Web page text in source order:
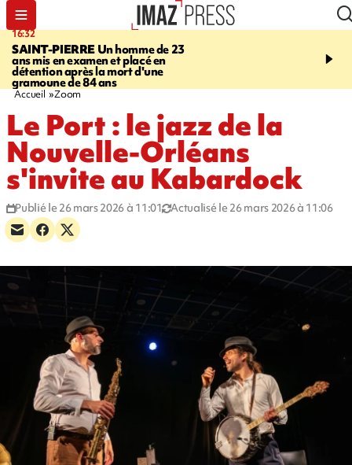
16:32
SAINT-PIERREUn homme de 23
ans mis en examen et placé en
détention après la mort d'une
gramoune de 84 ans
21:08
et Turquie scellent un
Accueil Zoom
Le Port : le jazz de la
Nouvelle-Orléans
s'invite au Kabardock
Publié le 26 mars 2026 à 11:01 Actualisé le 26 mars 2026 à 11:06